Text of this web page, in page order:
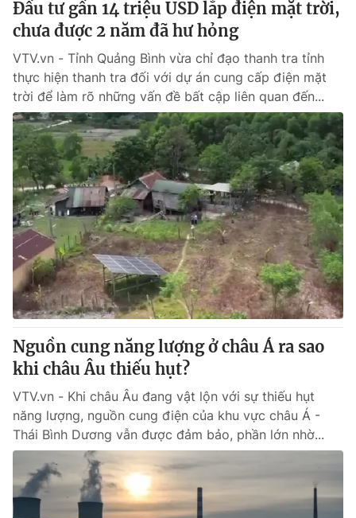
Đầu tư gần 14 triệu USD lắp điện mặt trời,
chưa được 2 năm đã hư hỏng
VTV.vn - Tỉnh Quảng Bình vừa chỉ đạo thanh tra tỉnh
thực hiện thanh tra đối với dự án cung cấp điện mặt
trời để làm rõ những vấn đề bất cập liên quan đến...
Nguồn cung năng lượng ở châu Á ra sao
khi châu Âu thiếu hụt?
VTV.vn - Khi châu Âu đang vật lộn với sự thiếu hụt
năng lượng, nguồn cung điện của khu vực châu Á -
Thái Bình Dương vẫn được đảm bảo, phần lớn nhờ...